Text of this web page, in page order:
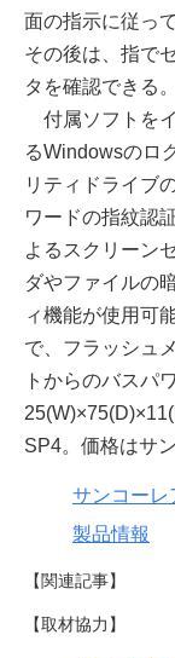
面の指示に従っ
その後は、指で
タを確認できる。
付属ソフトを
るWindowsのロ
リティドライブ
ワードの指紋認
よるスクリーン
ダやファイルの
ィ機能が使用可
で、フラッシュ
トからのバスパ
SP4。価格はサ
サンコーレ
製品情報
【関連記事】
【取材協力】